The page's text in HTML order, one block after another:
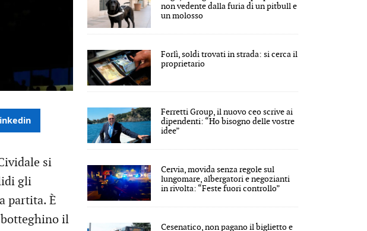
si
gli
partita. È
il
non vedente dalla furia di un pitbull e
un molosso
Forlì, soldi trovati in strada: si cerca il
proprietario
Ferretti Group, il nuovo ceo scrive ai
dipendenti: “Ho bisogno delle vostre
idee”
Cervia, movida senza regole sul
lungomare, albergatori e negozianti
in rivolta: “Feste fuori controllo”
Cesenatico, non pagano il biglietto e